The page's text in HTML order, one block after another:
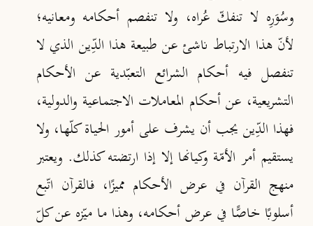
وسُوَرِه لا تنفكّ عُراه، ولا تنفصم أحكامه ومعانيه؛
لأنّ هذا الارتباط ناشئ عن طبيعة هذا الدِّين الذي لا
تنفصل فيه أحكام الشرائع التعبّدية عن الأحكام
التشريعية، عن أحكام المعاملات الاجتماعية والدولية،
فهذا الدِّين يجب أن يشرف على أمور الحياة كلّها، ولا
يستقيم أمر الأمّة وكيانها إلا إذا ارتضته كذلك. ويعتبر
منهج القرآن في عرض الأحكام مميزًا، فالقرآن اتّبع
أسلوبًا خاصًّا في عرض أحكامه، وهذا ما ميّزه عن كلّ